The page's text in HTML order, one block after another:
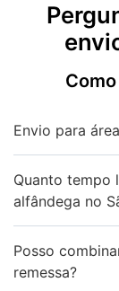
Envio para
Quanto tempo
alfândega no
Posso
remessa?